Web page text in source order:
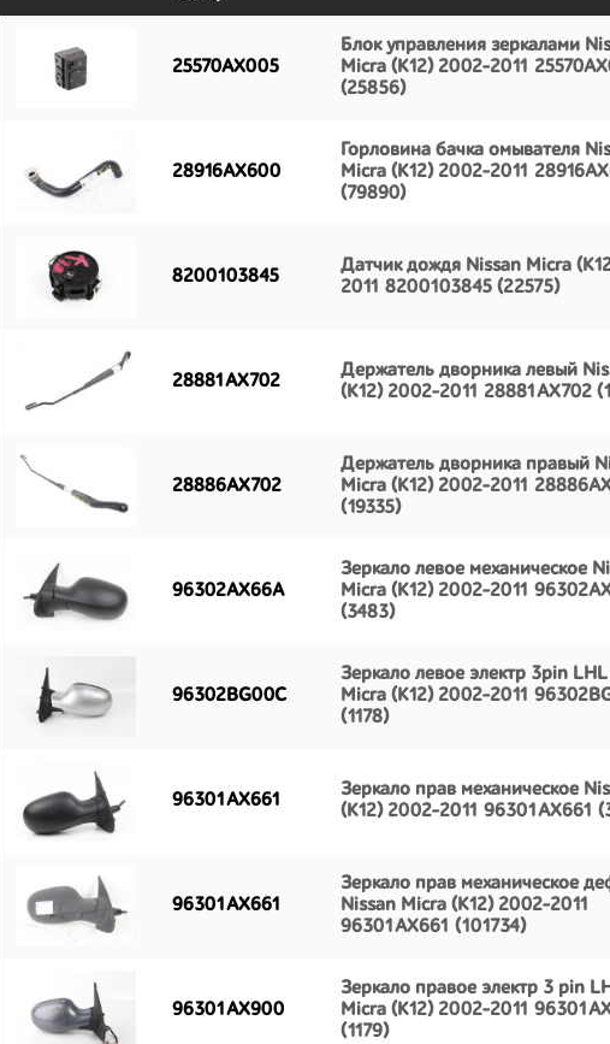
25570AX005
Блок управления зеркалами
Micra (K12) 2002-2011
(25856)
28916AX600
Горловина бачка омывателя
Micra (K12) 2002-2011
(79890)
8200103845
Датчик дождя Nissan Micra
2011 8200103845 (22575)
28881AX702
Держатель дворника левый
(K12) 2002-2011 28881AX702
28886AX702
Держатель дворника правый
Micra (K12) 2002-2011
(19335)
96302AX66A
Зеркало левое механическое
Micra (K12) 2002-2011
(3483)
96302BG00C
Зеркало левое электр 3pin
Micra (K12) 2002-2011
(1178)
96301AX661
Зеркало прав механическое
(K12) 2002-2011 96301AX661
96301AX661
Зеркало прав механическое
Nissan Micra (K12) 2002-2011
96301AX661 (101734)
96301AX900
Зеркало правое электр 3 pin
Micra (K12) 2002-2011
(1179)